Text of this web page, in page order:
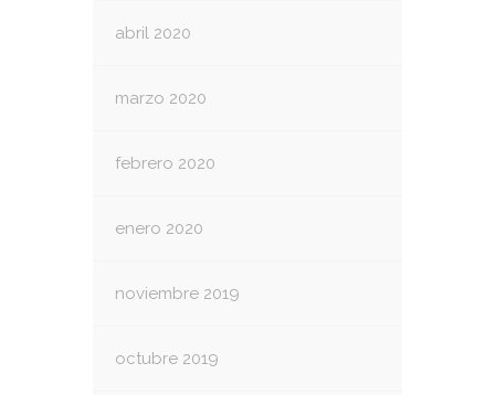
abril 2020
marzo 2020
febrero 2020
enero 2020
noviembre 2019
octubre 2019